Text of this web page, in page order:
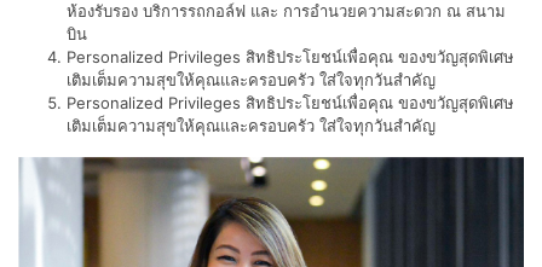
ห้องรับรอง บริการรถกอล์ฟ และ การอำนวยความสะดวก ณ สนาม
บิน
Personalized Privileges สิทธิประโยชน์เพื่อคุณ ของขวัญสุดพิเศษ
เติมเต็มความสุขให้คุณและครอบครัว ใส่ใจทุกวันสำคัญ
Personalized Privileges สิทธิประโยชน์เพื่อคุณ ของขวัญสุดพิเศษ
เติมเต็มความสุขให้คุณและครอบครัว ใส่ใจทุกวันสำคัญ